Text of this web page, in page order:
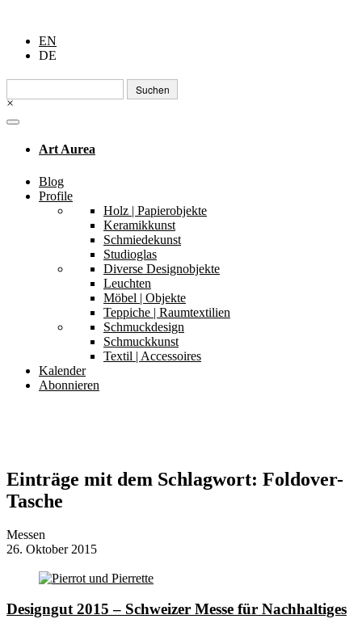
EN
DE
Suchen
nach:
×
Art Aurea
Blog
Profile
Holz | Papierobjekte
Keramikkunst
Schmiedekunst
Studioglas
Diverse Designobjekte
Leuchten
Möbel | Objekte
Teppiche | Raumtextilien
Schmuckdesign
Schmuckkunst
Textil | Accessoires
Kalender
Abonnieren
Einträge mit dem Schlagwort: Foldover-
Tasche
Messen
26. Oktober 2015
Designgut 2015 – Schweizer Messe für Nachhaltiges